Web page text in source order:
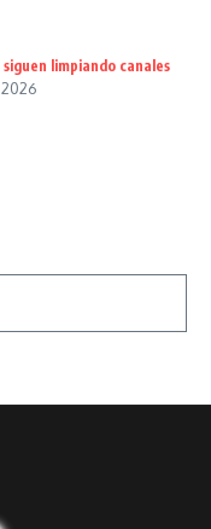
siguen limpiando canales